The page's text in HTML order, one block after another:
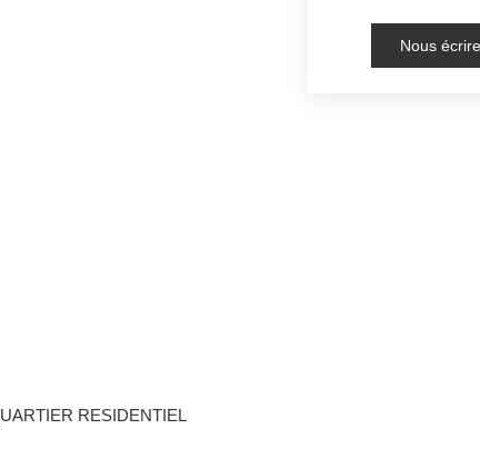
RESIDENTIEL
Nous écrire